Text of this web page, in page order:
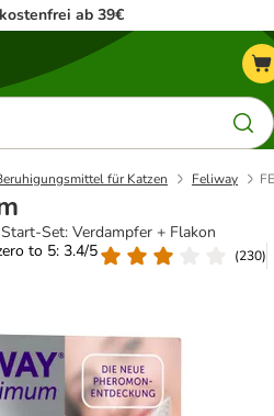
ab 39€
für Katzen Feliway
Set: Verdampfer + Flakon
to 5: 3.4/5
(230)